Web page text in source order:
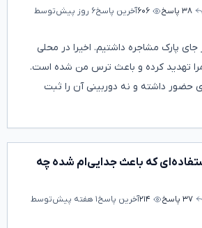
۳۸ پاسخ ۶۰۶آخرین پاسخ۶ روز پیش
توسط
جای پارک مشاجره داشتیم. اخیرا در محلی
تهدید کرده و باعث ترس من شده است.
حضور داشته و نه دوربینی آن را ثبت
که باعث جدایی‌ام شده چه
۳۷ پاسخ ۲۱۴آخرین پاسخ۱ هفته پیش
توسط